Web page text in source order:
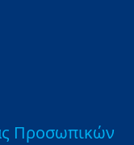
Προσωπικών